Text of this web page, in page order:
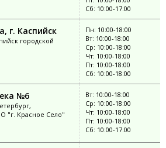
Сб: 10:00-17:00
г. Каспийск
городской
Пн: 10:00-18:00
Вт: 10:00-18:00
Ср: 10:00-18:00
Чт: 10:00-18:00
Пт: 10:00-18:00
Сб: 10:00-18:00
№6
"г. Красное Село"
Вт: 10:00-18:00
Ср: 10:00-18:00
Чт: 10:00-18:00
Пт: 10:00-18:00
Сб: 10:00-17:00